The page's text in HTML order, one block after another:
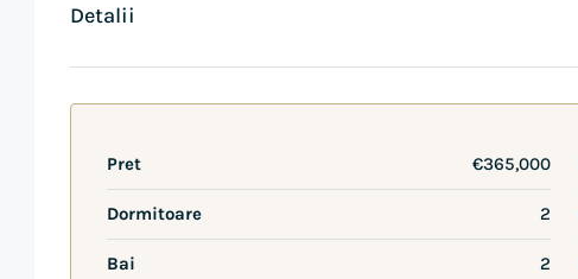
Detalii
Pret €365,000
Dormitoare 2
Bai 2